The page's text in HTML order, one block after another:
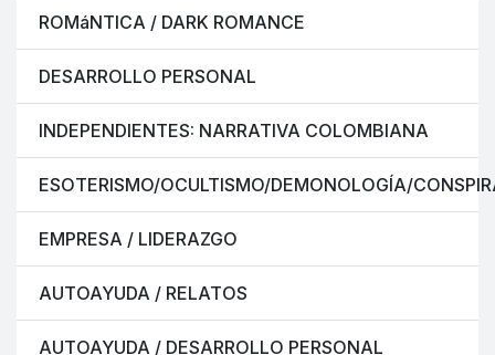
ROMáNTICA / DARK ROMANCE
DESARROLLO PERSONAL
INDEPENDIENTES: NARRATIVA COLOMBIANA
ESOTERISMO/OCULTISMO/DEMONOLOGÍA/
EMPRESA / LIDERAZGO
AUTOAYUDA / RELATOS
AUTOAYUDA / DESARROLLO PERSONAL